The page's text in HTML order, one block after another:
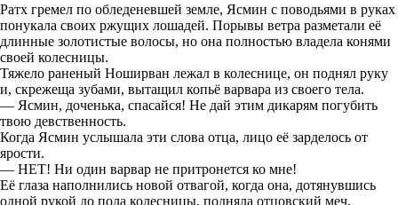
Ратх гремел по обледеневшей земле, Ясмин с поводьями в руках
понукала своих ржущих лошадей. Порывы ветра разметали её
длинные золотистые волосы, но она полностью владела конями
своей колесницы.
Тяжело раненый Ноширван лежал в колеснице, он поднял руку
и, скрежеща зубами, вытащил копьё варвара из своего тела.
— Ясмин, доченька, спасайся! Не дай этим дикарям погубить
твою девственность.
Когда Ясмин услышала эти слова отца, лицо её зарделось от
ярости.
— НЕТ! Ни один варвар не притронется ко мне!
Её глаза наполнились новой отвагой, когда она, дотянувшись
одной рукой до пола колесницы, подняла отцовский меч.